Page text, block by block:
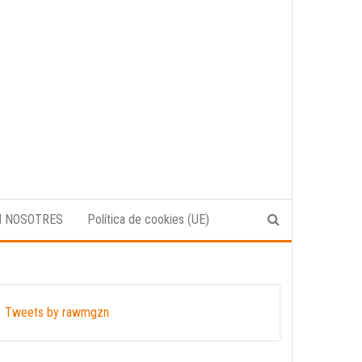
NOSOTRES Política de cookies (UE)
Tweets by rawmgzn